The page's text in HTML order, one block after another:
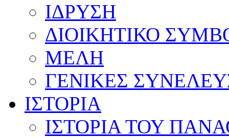
ΙΔΡΥΣΗ
ΔΙΟΙΚΗΤΙΚΟ
ΜΕΛΗ
ΓΕΝΙΚΕΣ
ΙΣΤΟΡΙΑ
ΙΣΤΟΡΙΑ ΤΟΥ